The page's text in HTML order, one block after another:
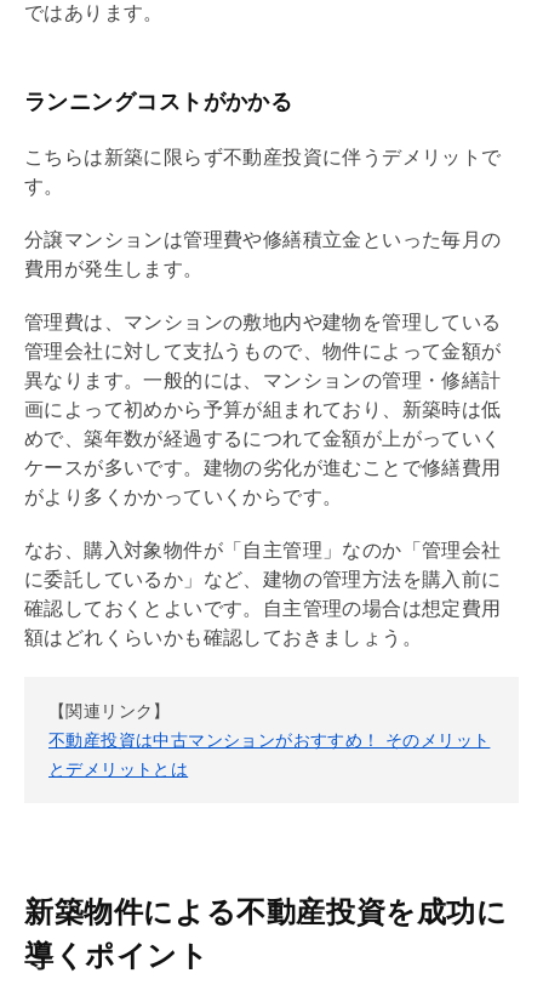
ではあります。
ランニングコストがかかる
こちらは新築に限らず不動産投資に伴うデメリットで
す。
分譲マンションは管理費や修繕積立金 といった毎月の
費用が発生します。
管理費は、マンションの敷地内や建物を管理している
管理会社に対して支払うもので、物件によって金額が
異なります。一般的には、マンションの管理・修繕計
画によって初めから予算が組まれており、新築時は低
めで、築年数が経過するにつれて金額が上がっていく
ケースが多いです。建物の劣化が進むことで修繕費用
がより多くかかっていくからです。
なお、購入対象物件が「自主管理」なのか「 管理会社
に委託しているか」など、建物の管理方法を購入前に
確認しておくとよいです。自主管理の場合は想定費用
額はどれくらいかも確認しておきましょう。
【関連リンク】
不動産投資は中古マンションがおすすめ！ そのメリット
とデメリットとは
新築物件による不動産投資を成功に
導くポイント